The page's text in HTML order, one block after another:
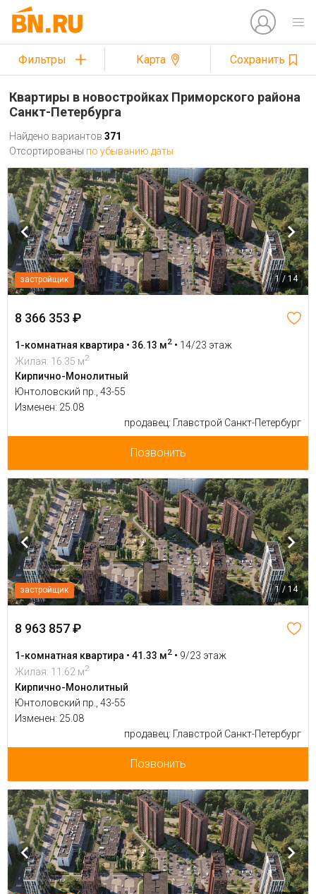
Фильтры Карта Сохранить
Квартиры в новостройках Приморского района
Санкт-Петербурга
Найдено вариантов 371
Отсортированы по убыванию даты
застройщик 1 / 14
8 366 353 ₽
1-комнатная квартира • 36.13 м2 • 14/23 этаж
Жилая: 16.35 м2
Кирпично-Монолитный
Юнтоловский пр., 43-55
Изменен: 25.08
продавец: Главстрой Санкт-Петербург
Позвонить
застройщик 1 / 14
8 963 857 ₽
1-комнатная квартира • 41.33 м2 • 9/23 этаж
Жилая: 11.62 м2
Кирпично-Монолитный
Юнтоловский пр., 43-55
Изменен: 25.08
продавец: Главстрой Санкт-Петербург
Позвонить